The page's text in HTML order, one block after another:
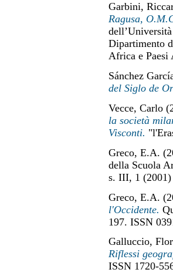
Garbini,
Ragusa,
Dipartimento
Africa e Paesi
Sánchez
del Siglo de
Vecce, Carlo
la società
Visconti.
Greco, E.A.
della Scuola
s. III, 1 (2001)
Greco, E.A.
l'Occidente.
197. ISSN
Galluccio,
Riflessi
ISSN 1720-